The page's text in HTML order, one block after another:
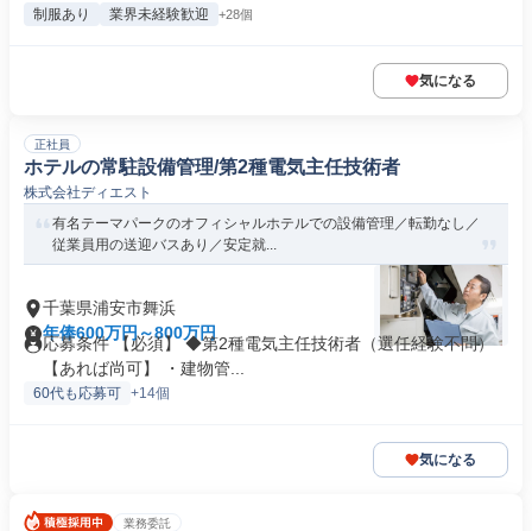
制服あり 業界未経験歓迎 +28個
気になる
正社員
ホテルの常駐設備管理/第2種電気主任技術者
株式会社ディエスト
有名テーマパークのオフィシャルホテルでの設備管理／転勤なし／
従業員用の送迎バスあり／安定就...
千葉県浦安市舞浜
年俸600万円～800万円
応募条件 【必須】 ◆第2種電気主任技術者（選任経験不問）
【あれば尚可】 ・建物管...
60代も応募可 +14個
気になる
業務委託